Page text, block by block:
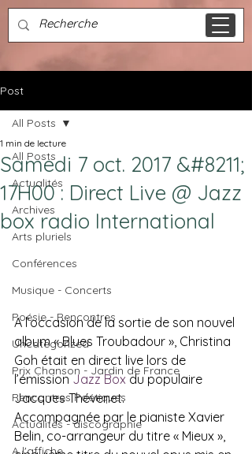
Post
All Posts
Actualités
Archives
Arts pluriels
Conférences
Musique - Concerts
Poésie - Rencontres
Uncategorized
Prix Chanson - Jardin de France
Rencontres Poétiques
Actualités - discographie
A l'affiche
All Posts
Samedi 7 oct. 2017 &#8211;
17H00 : Direct Live @ Jazz
box radio International
1 min de lecture
A l’occasion de la sortie de son nouvel
album « Blues Troubadour », Christina
Goh était en direct live lors de
l’émission Jazz Box du populaire
Jacques Thévenet.
Accompagnée par le pianiste Xavier
Belin, co-arrangeur du titre « Mieux »,